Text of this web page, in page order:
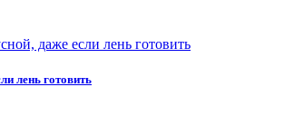
лень готовить